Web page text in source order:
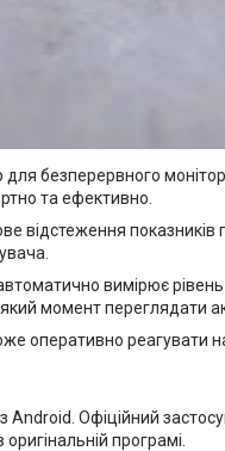
безперервного
та ефективно.
відстеження
вимірює
момент переглядати
оперативно реагувати
Android. Офіційний
програмі.